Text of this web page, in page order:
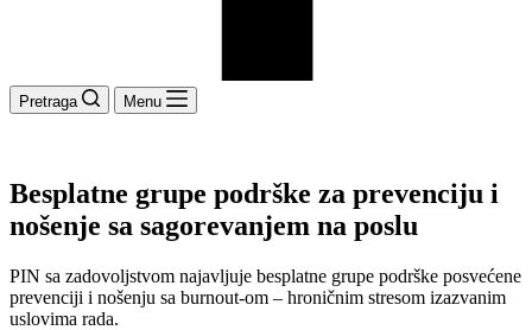
Pretraga Menu
Besplatne grupe podrške za prevenciju i
nošenje sa sagorevanjem na poslu
PIN sa zadovoljstvom najavljuje besplatne grupe podrške posvećene
prevenciji i nošenju sa burnout-om – hroničnim stresom izazvanim
uslovima rada.